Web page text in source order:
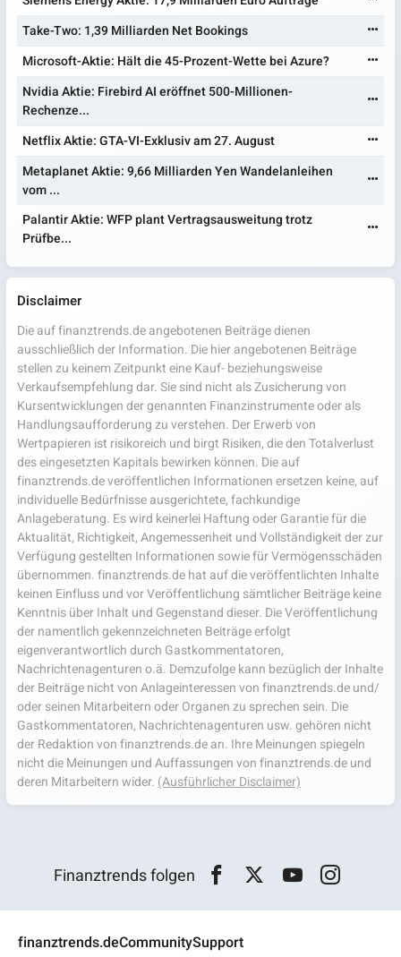
Take-Two: 1,39 Milliarden Net Bookings
Microsoft-Aktie: Hält die 45-Prozent-Wette bei Azure?
Nvidia Aktie: Firebird AI eröffnet 500-Millionen-
Rechenze...
Netflix Aktie: GTA-VI-Exklusiv am 27. August
Metaplanet Aktie: 9,66 Milliarden Yen Wandelanleihen
vom ...
Palantir Aktie: WFP plant Vertragsausweitung trotz
Prüfbe...
Disclaimer
Die auf finanztrends.de angebotenen Beiträge dienen
ausschließlich der Information. Die hier angebotenen Beiträge
stellen zu keinem Zeitpunkt eine Kauf- beziehungsweise
Verkaufsempfehlung dar. Sie sind nicht als Zusicherung von
Kursentwicklungen der genannten Finanzinstrumente oder als
Handlungsaufforderung zu verstehen. Der Erwerb von
Wertpapieren ist risikoreich und birgt Risiken, die den Totalverlust
des eingesetzten Kapitals bewirken können. Die auf
finanztrends.de veröffentlichen Informationen ersetzen keine, auf
individuelle Bedürfnisse ausgerichtete, fachkundige
Anlageberatung. Es wird keinerlei Haftung oder Garantie für die
Aktualität, Richtigkeit, Angemessenheit und Vollständigkeit der zur
Verfügung gestellten Informationen sowie für Vermögensschäden
übernommen. finanztrends.de hat auf die veröffentlichten Inhalte
keinen Einfluss und vor Veröffentlichung sämtlicher Beiträge keine
Kenntnis über Inhalt und Gegenstand dieser. Die Veröffentlichung
der namentlich gekennzeichneten Beiträge erfolgt
eigenverantwortlich durch Gastkommentatoren,
Nachrichtenagenturen o.ä. Demzufolge kann bezüglich der Inhalte
der Beiträge nicht von Anlageinteressen von finanztrends.de und/
oder seinen Mitarbeitern oder Organen zu sprechen sein. Die
Gastkommentatoren, Nachrichtenagenturen usw. gehören nicht
der Redaktion von finanztrends.de an. Ihre Meinungen spiegeln
nicht die Meinungen und Auffassungen von finanztrends.de und
deren Mitarbeitern wider. (Ausführlicher Disclaimer)
Finanztrends folgen
finanztrends.deCommunitySupport